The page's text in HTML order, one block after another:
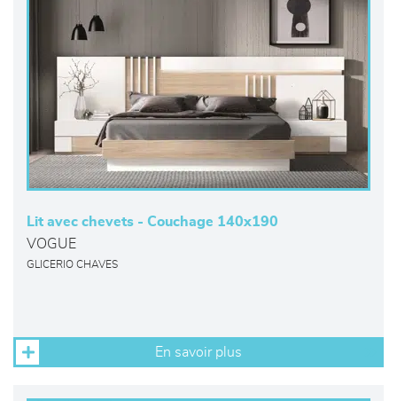
Lit avec chevets - Couchage 140x190
VOGUE
GLICERIO CHAVES
En savoir plus